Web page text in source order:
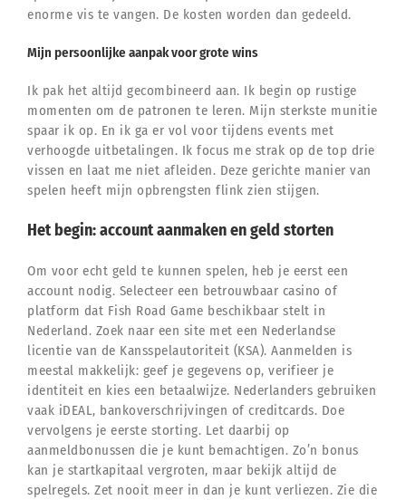
enorme vis te vangen. De kosten worden dan gedeeld.
Mijn persoonlijke aanpak voor grote wins
Ik pak het altijd gecombineerd aan. Ik begin op rustige
momenten om de patronen te leren. Mijn sterkste munitie
spaar ik op. En ik ga er vol voor tijdens events met
verhoogde uitbetalingen. Ik focus me strak op de top drie
vissen en laat me niet afleiden. Deze gerichte manier van
spelen heeft mijn opbrengsten flink zien stijgen.
Het begin: account aanmaken en geld storten
Om voor echt geld te kunnen spelen, heb je eerst een
account nodig. Selecteer een betrouwbaar casino of
platform dat Fish Road Game beschikbaar stelt in
Nederland. Zoek naar een site met een Nederlandse
licentie van de Kansspelautoriteit (KSA). Aanmelden is
meestal makkelijk: geef je gegevens op, verifieer je
identiteit en kies een betaalwijze. Nederlanders gebruiken
vaak iDEAL, bankoverschrijvingen of creditcards. Doe
vervolgens je eerste storting. Let daarbij op
aanmeldbonussen die je kunt bemachtigen. Zo’n bonus
kan je startkapitaal vergroten, maar bekijk altijd de
spelregels. Zet nooit meer in dan je kunt verliezen. Zie die